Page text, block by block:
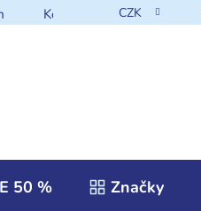
Kontakt CZK
50 % Značky